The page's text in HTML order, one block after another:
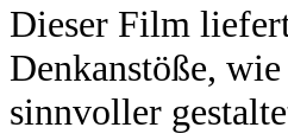
Dieser Film
Denkanstöße,
sinnvoller